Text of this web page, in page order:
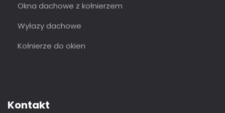
Okna dachowe z kołnierzem
Wyłazy dachowe
Kołnierze do okien
Kontakt